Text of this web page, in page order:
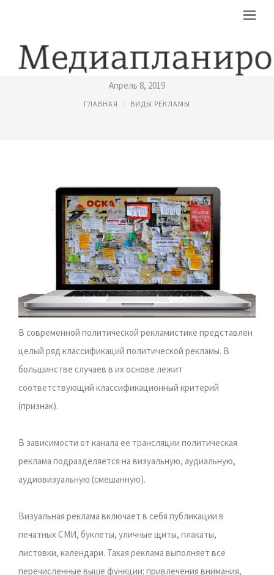
ВИДЫ ПОЛИТИЧЕСКОЙ РЕКЛАМЫ
Апрель 8, 2019
ГЛАВНАЯ ВИДЫ РЕКЛАМЫ
В современной политической рекламистике представлен
целый ряд классификаций политической рекламы. В
большинстве случаев в их основе лежит
соответствующий классификационный критерий
(признак).
В зависимости от канала ее трансляции политическая
реклама подразделяется на визуальную, аудиальную,
аудиовизуальную (смешанную).
Визуальная реклама включает в себя публикации в
печатных СМИ, буклеты, уличные щиты, плакаты,
листовки, календари. Такая реклама выполняет все
перечисленные выше функции: привлечения внимания,